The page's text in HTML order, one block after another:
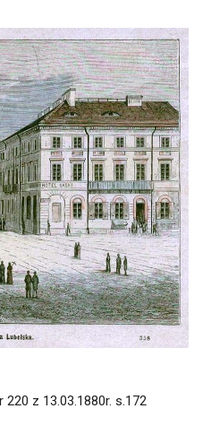
z 13.03.1880r. s.172